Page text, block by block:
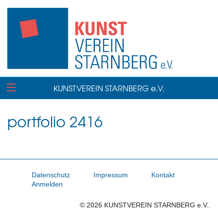
KUNSTVEREIN STARNBERG e.V.
portfolio 2416
Datenschutz Impressum
Kontakt
Anmelden
© 2026 KUNSTVEREIN STARNBERG e.V..